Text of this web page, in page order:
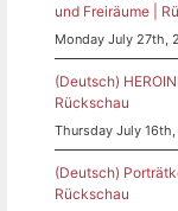
und Freiräume |
Monday July 27th,
(Deutsch)
Rückschau
Thursday July
(Deutsch)
Rückschau